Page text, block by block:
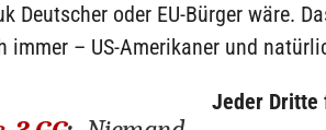
Deutscher oder EU-Bürger wäre.
immer – US-Amerikaner und
Jeder Dritte